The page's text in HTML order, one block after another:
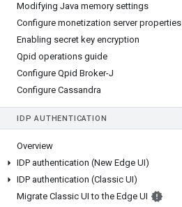
Modifying Java memory settings
Configure monetization server properties
Enabling secret key encryption
Qpid operations guide
Configure Qpid Broker-J
Configure Cassandra
IDP AUTHENTICATION
Overview
IDP authentication (New Edge UI)
IDP authentication (Classic UI)
Migrate Classic UI to the Edge UI